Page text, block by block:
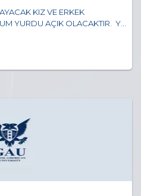
KIZ VE ERKEK
YURDU AÇIK OLACAKTIR. Y...